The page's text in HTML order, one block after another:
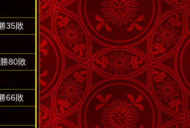
35敗
80敗
66敗